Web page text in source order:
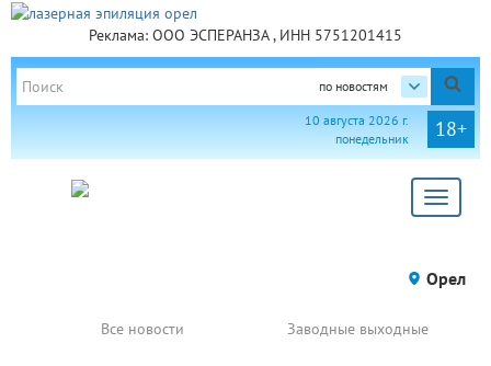
Реклама: ООО ЭСПЕРАНЗА , ИНН 5751201415
по новостям
18+
10 августа 2026 г.
понедельник
Toggle
Орел
Все новости Заводные выходные